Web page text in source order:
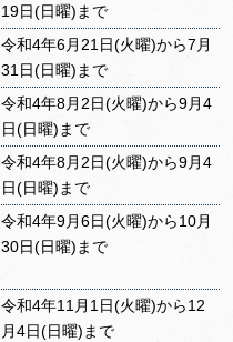
19日(日曜)まで
令和4年6月21日(火曜)から7月
31日(日曜)まで
令和4年8月2日(火曜)から9月4
日(日曜)まで
令和4年8月2日(火曜)から9月4
日(日曜)まで
令和4年9月6日(火曜)から10月
30日(日曜)まで
令和4年11月1日(火曜)から12
月4日(日曜)まで